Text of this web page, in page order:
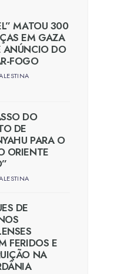
MATOU 300
EM GAZA
ANÚNCIO DO
FOGO
DO
DE
PARA O
ORIENTE
DE
FERIDOS E
NA